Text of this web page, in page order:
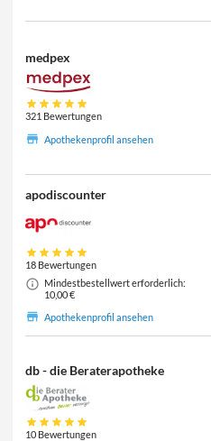
medpex
321 Bewertungen
Apothekenprofil ansehen
apodiscounter
18 Bewertungen
Mindestbestellwert erforderlich:
10,00 €
Apothekenprofil ansehen
db - die Beraterapotheke
10 Bewertungen